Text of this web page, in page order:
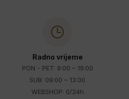
Radno vrijeme
PON - PET: 9:00 – 19:00
SUB: 09:00 – 13:00
WEBSHOP: 0/24h